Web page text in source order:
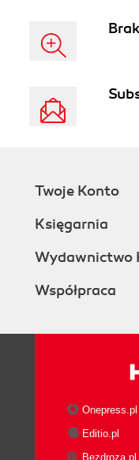
Twoje Konto
Księgarnia
Wydawnictwo
Współpraca
Onepress.pl
Editio.pl
Bezdroza.pl